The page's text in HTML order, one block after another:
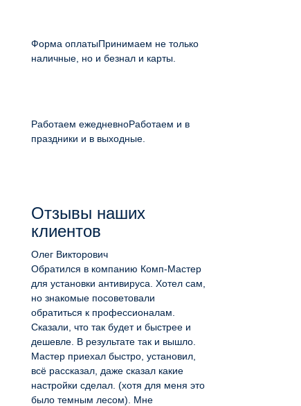
Форма оплатыПринимаем не только
наличные, но и безнал и карты.
Работаем ежедневноРаботаем и в
праздники и в выходные.
Отзывы наших
клиентов
Олег Викторович
Обратился в компанию Комп-Мастер
для установки антивируса. Хотел сам,
но знакомые посоветовали
обратиться к профессионалам.
Сказали, что так будет и быстрее и
дешевле. В результате так и вышло.
Мастер приехал быстро, установил,
всё рассказал, даже сказал какие
настройки сделал. (хотя для меня это
было темным лесом). Мне